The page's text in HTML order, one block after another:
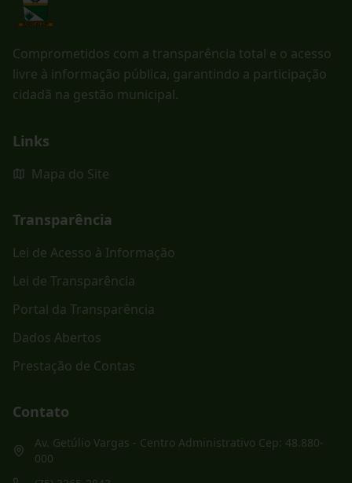
Comprometidos com a transparência total e o acesso
livre à informação pública, garantindo a participação
cidadã na gestão municipal.
Links
Mapa do Site
Transparência
Lei de Acesso à Informação
Lei de Transparência
Portal da Transparência
Dados Abertos
Prestação de Contas
Contato
Av. Getúlio Vargas - Centro Administrativo Cep: 48.880-
000